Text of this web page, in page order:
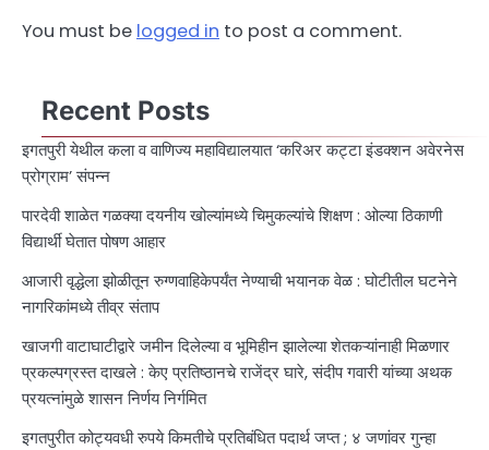
You must be logged in to post a comment.
Recent Posts
इगतपुरी येथील कला व वाणिज्य महाविद्यालयात ‘करिअर कट्टा इंडक्शन अवेरनेस
प्रोग्राम’ संपन्न
पारदेवी शाळेत गळक्या दयनीय खोल्यांमध्ये चिमुकल्यांचे शिक्षण : ओल्या ठिकाणी
विद्यार्थी घेतात पोषण आहार
आजारी वृद्धेला झोळीतून रुग्णवाहिकेपर्यंत नेण्याची भयानक वेळ : घोटीतील घटनेने
नागरिकांमध्ये तीव्र संताप
खाजगी वाटाघाटीद्वारे जमीन दिलेल्या व भूमिहीन झालेल्या शेतकऱ्यांनाही मिळणार
प्रकल्पग्रस्त दाखले : केए प्रतिष्ठानचे राजेंद्र घारे, संदीप गवारी यांच्या अथक
प्रयत्नांमुळे शासन निर्णय निर्गमित
इगतपुरीत कोट्यवधी रुपये किमतीचे प्रतिबंधित पदार्थ जप्त ; ४ जणांवर गुन्हा